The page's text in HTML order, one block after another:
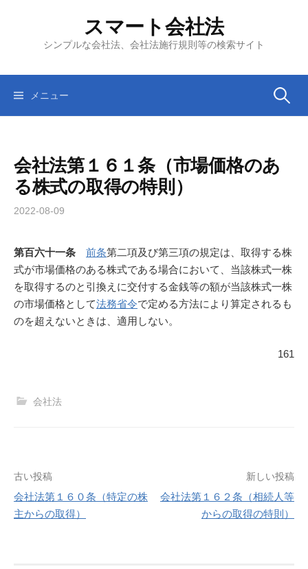
ツ
スマート会社法
シンプルな会社法、会社法施行規則等の検索サイト
メニュー 検
会社法第１６１条（市場価格のあ
る株式の取得の特則）
2022-08-09
第百六十一条 前条第二項及び第三項の規定は、取得する株
式が市場価格のある株式である場合において、当該株式一株
を取得するのと引換えに交付する金銭等の額が当該株式一株
の市場価格として法務省令で定める方法により算定されるも
のを超えないときは、適用しない。
161
会社法
投
稿
古い投稿
会社法第１６０条（特定の株
主からの取得）
新しい投稿
会社法第１６２条（相続人等
からの取得の特則）